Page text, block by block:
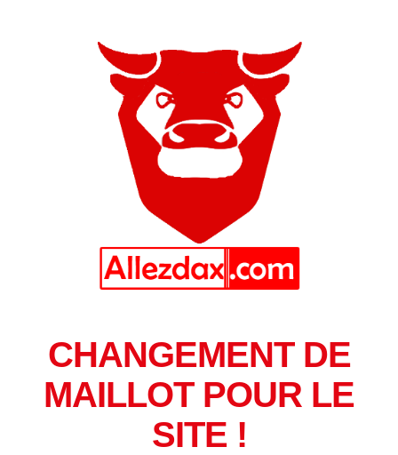
CHANGEMENT DE
MAILLOT POUR LE
SITE !